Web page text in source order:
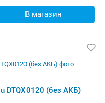
В магазин
DTQX0120 (без АКБ)